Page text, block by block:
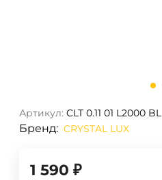
Артикул: CLT 0.11 01 L2000 BL
Бренд: CRYSTAL LUX
1 590 ₽